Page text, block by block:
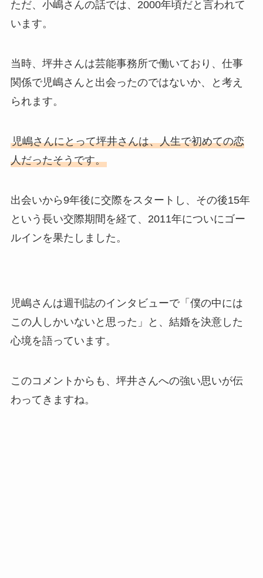
ただ、小嶋さんの話では、2000年頃だと言われて
います。
当時、坪井さんは芸能事務所で働いており、仕事
関係で児嶋さんと出会ったのではないか、と考え
られます。
児嶋さんにとって坪井さんは、人生で初めての恋
人だったそうです。
出会いから9年後に交際をスタートし、その後15年
という長い交際期間を経て、2011年についにゴー
ルインを果たしました。
児嶋さんは週刊誌のインタビューで「僕の中には
この人しかいないと思った」と、結婚を決意した
心境を語っています。
このコメントからも、坪井さんへの強い思いが伝
わってきますね。